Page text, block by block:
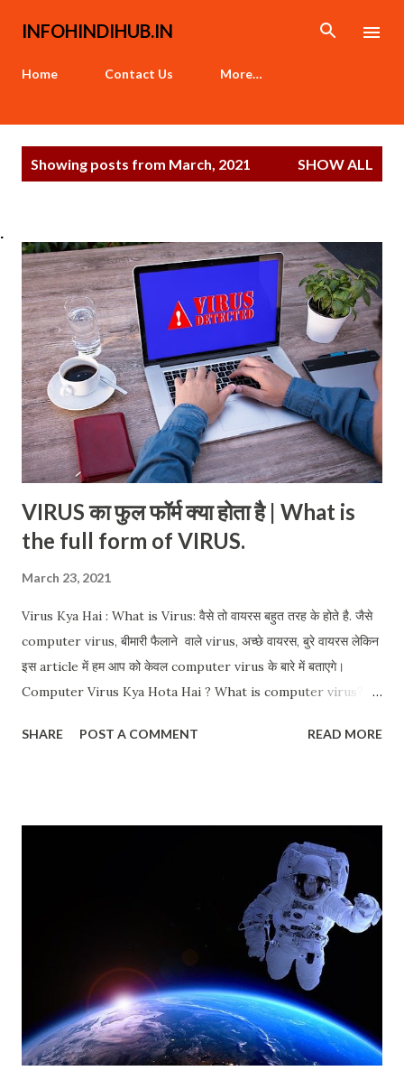
Skip to main content
INFOHINDIHUB.IN
Home Contact Us More…
s
Showing posts from March, 2021 SHOW ALL
.
VIRUS का फुल फॉर्म क्या होता है | What is
the full form of VIRUS.
March 23, 2021
Virus Kya Hai : What is Virus: वैसे तो वायरस बहुत तरह के होते है. जैसे
computer virus, बीमारी फैलाने वाले virus, अच्छे वायरस, बुरे वायरस लेकिन
इस article में हम आप को केवल computer virus के बारे में बताएगे।
Computer Virus Kya Hota Hai ? What is computer virus?
programming language में लिखा हुआ हो सकता है. और वह आपके कंप्यूटर
अगर यह वायरस आपके लैपटॉप या कंप्यूटर का डाटा चुराने के लिए बनाया गया है. तो
यह वायरस आपके लैपटॉप या कंप्यूटर का सारा डाटा या फाइल लेकर वायरस बनाने
वाले को भेज सकता है. और इसके बारे में आपको पता भी नहीं चलेगा। बहुत सारे
वायरस सिर्फ आपके कंप्यूटर को hang करने के लिए बनाए जाते हैं. जैसे मान लीजिए
कोई वायरस अगर इंटरनेट से आपके लैपटॉप में आ जाता है तो कभी-कभी आपका...
SHARE POST A COMMENT READ MORE